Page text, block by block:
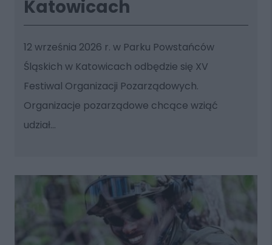
Katowicach
12 września 2026 r. w Parku Powstańców
Śląskich w Katowicach odbędzie się XV
Festiwal Organizacji Pozarządowych.
Organizacje pozarządowe chcące wziąć
udział...